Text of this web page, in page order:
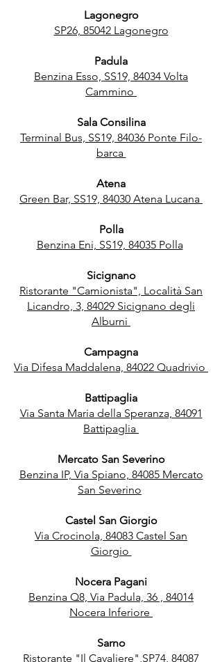
Lagonegro
SP26, 85042 Lagonegro
Padula
Benzina Esso, SS19, 84034 Volta
Cammino
Sala Consilina
Terminal Bus, SS19, 84036 Ponte Filo-
barca
Atena
Green Bar, SS19, 84030 Atena Lucana
Polla
Benzina Eni, SS19, 84035 Polla
Sicignano
Ristorante "Camionista", Località San
Licandro, 3, 84029 Sicignano degli
Alburni
Campagna
Via Difesa Maddalena, 84022 Quadrivio
Battipaglia
Via Santa Maria della Speranza, 84091
Battipaglia
Mercato San Severino
Benzina IP, Via Spiano, 84085 Mercato
San Severino
Castel San Giorgio
Via Crocinola, 84083 Castel San
Giorgio
Nocera Pagani
Benzina Q8, Via Padula, 36 , 84014
Nocera Inferiore
Sarno
Ristorante "Il Cavaliere",SP74, 84087